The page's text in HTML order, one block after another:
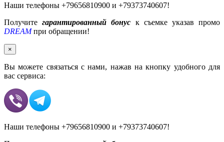
Наши телефоны +79656810900 и +79373740607!
Получитегарантированный бонус к съемке указав промо
DREAMпри обращении!
×
Вы можете связаться с нами, нажав на кнопку удобного для
вас сервиса:
Наши телефоны +79656810900 и +79373740607!